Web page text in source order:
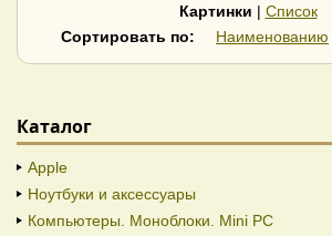
Картинки | Список
Сортировать по:
Наименованию
Каталог
Apple
Ноутбуки и аксессуары
Компьютеры. Моноблоки. Mini PC